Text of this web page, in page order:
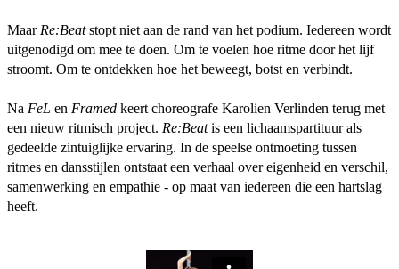
Maar Re:Beatstopt niet aan de rand van het podium. Iedereen wordt
uitgenodigd om mee te doen. Om te voelen hoe ritme door het lijf
stroomt. Om te ontdekken hoe het beweegt, botst en verbindt.
Na FeL en Framed keert choreografe Karolien Verlinden terug met
een nieuw ritmisch project. Re:Beatis een lichaamspartituur als
gedeelde zintuiglijke ervaring. In de speelse ontmoeting tussen
ritmes en dansstijlen ontstaat een verhaal over eigenheid en verschil,
samenwerking en empathie - op maat van iedereen die een hartslag
heeft.